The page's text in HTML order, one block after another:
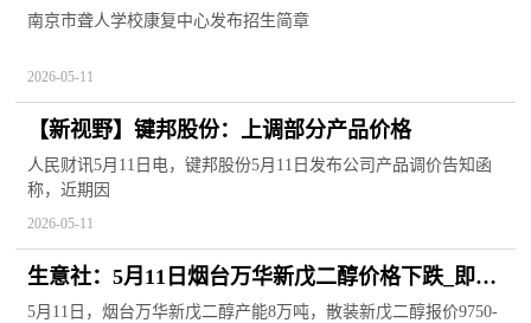
南京市聋人学校康复中心发布招生简章
2026-05-11
【新视野】键邦股份：上调部分产品价格
人民财讯5月11日电，键邦股份5月11日发布公司产品调价告知函
称，近期因
2026-05-11
生意社：5月11日烟台万华新戊二醇价格下跌_即时
焦点
5月11日，烟台万华新戊二醇产能8万吨，散装新戊二醇报价9750-